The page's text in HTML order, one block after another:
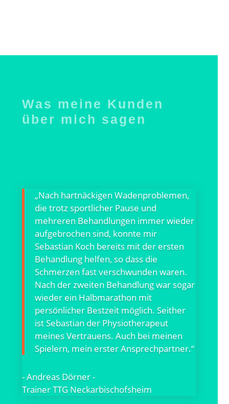
Was meine Kunden
über mich sagen
„Nach hartnäckigen Wadenproblemen,
die trotz sportlicher Pause und
mehreren Behandlungen immer wieder
aufgebrochen sind, konnte mir
Sebastian Koch bereits mit der ersten
Behandlung helfen, so dass die
Schmerzen fast verschwunden waren.
Nach der zweiten Behandlung war sogar
wieder ein Halbmarathon mit
persönlicher Bestzeit möglich. Seither
ist Sebastian der Physiotherapeut
meines Vertrauens. Auch bei meinen
Spielern, mein erster Ansprechpartner.“
- Andreas Dörner -
Trainer TTG Neckarbischofsheim